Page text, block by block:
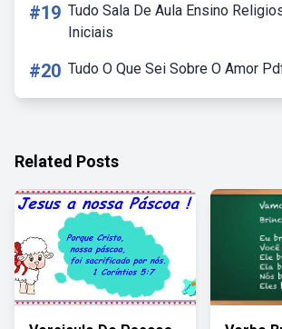
#19 Tudo Sala De Aula Ensino
Iniciais
#20 Tudo O Que Sei Sobre O Amor
Related Posts